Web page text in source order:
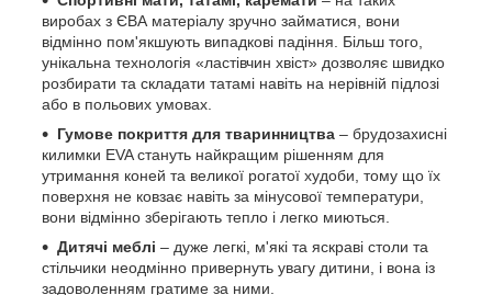
виробах з ЄВА матеріалу зручно займатися, вони
відмінно пом'якшують випадкові падіння. Більш того,
унікальна технологія «ластівчин хвіст» дозволяє швидко
розбирати та складати татамі навіть на нерівній підлозі
або в польових умовах.
Гумове покриття для тваринництва – брудозахисні
килимки EVA стануть найкращим рішенням для
утримання коней та великої рогатої худоби, тому що їх
поверхня не ковзає навіть за мінусової температури,
вони відмінно зберігають тепло і легко миються.
Дитячі меблі – дуже легкі, м'які та яскраві столи та
стільчики неодмінно привернуть увагу дитини, і вона із
задоволенням гратиме за ними.